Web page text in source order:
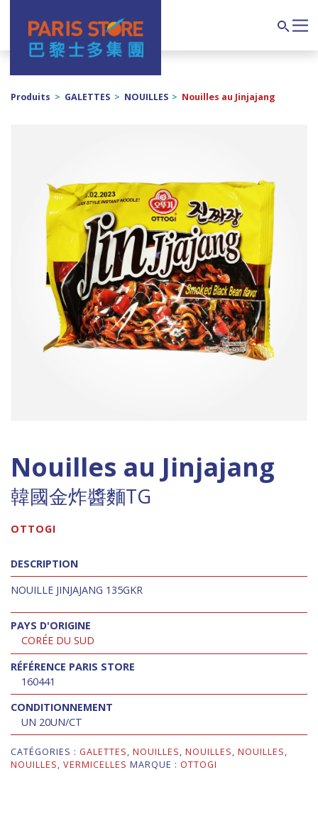
Navigation principale
Produits > GALETTES > NOUILLES > Nouilles au Jinjajang
Nouilles au Jinjajang
韓國金炸醬麵TG
OTTOGI
DESCRIPTION
NOUILLE JINJAJANG 135GKR
PAYS D'ORIGINE
CORÉE DU SUD
RÉFÉRENCE PARIS STORE
160441
CONDITIONNEMENT
UN 20UN/CT
CATÉGORIES : GALETTES, NOUILLES, NOUILLES, NOUILLES,
NOUILLES, VERMICELLES MARQUE : OTTOGI